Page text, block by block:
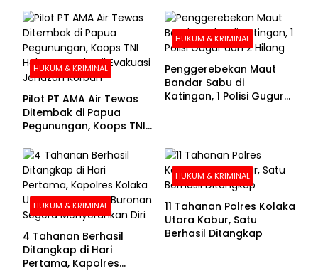
HUKUM & KRIMINAL
Pilot PT AMA Air Tewas
Ditembak di Papua
Pegunungan, Koops TNI
Evakuasi Jenazah
Korban
HUKUM & KRIMINAL
Penggerebekan Maut
Bandar Sabu di
Katingan, 1 Polisi Gugur
HUKUM & KRIMINAL
4 Tahanan Berhasil
Ditangkap di Hari
Pertama, Kapolres
HUKUM & KRIMINAL
11 Tahanan Polres Kolaka
Utara Kabur, Satu
Berhasil Ditangkap